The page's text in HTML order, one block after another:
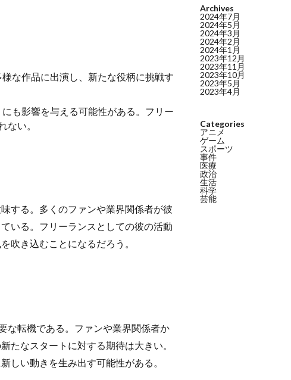
な作品に出演し、新たな役柄に挑戦す
も影響を与える可能性がある。フリー
ない。
する。多くのファンや業界関係者が彼
いる。フリーランスとしての彼の活動
吹き込むことになるだろう。
な転機である。ファンや業界関係者か
たなスタートに対する期待は大きい。
しい動きを生み出す可能性がある。
Archives
2024年7月
2024年5月
2024年3月
2024年2月
2024年1月
2023年12月
2023年11月
2023年10月
2023年5月
2023年4月
Categories
アニメ
ゲーム
スポーツ
事件
医療
政治
生活
科学
芸能